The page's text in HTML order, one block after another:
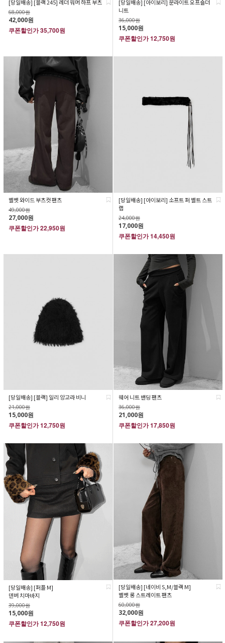
[당일배송] [블랙 245] 레더 워머 하프 부츠
68,000원
42,000원
쿠폰할인가35,700원
[당일배송] [아이보리] 문라이트 오프숄더
니트
36,000원
15,000원
쿠폰할인가12,750원
벨벳 와이드 부츠컷 팬츠
49,000원
27,000원
쿠폰할인가22,950원
[당일배송] [아이보리] 소프트 퍼 벨트 스트
랩
24,000원
17,000원
쿠폰할인가14,450원
[당일배송] [블랙] 일리 앙고라 비니
21,000원
15,000원
쿠폰할인가12,750원
웨어 니트 밴딩 팬츠
36,000원
21,000원
쿠폰할인가17,850원
[당일배송] [퍼플 M]
덴버 치마바지
39,000원
15,000원
쿠폰할인가12,750원
[당일배송] [네이비 S,M/블랙 M]
벨벳 롱 스트레이트 팬츠
60,000원
32,000원
쿠폰할인가27,200원